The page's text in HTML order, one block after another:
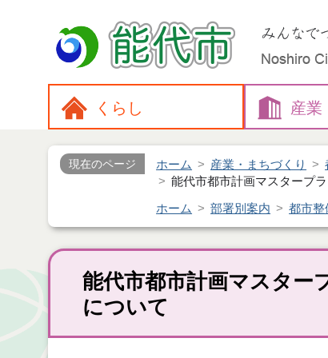
くらし 産業
現在のページ ホーム 産業・まちづくり
能代市都市計画マスタープ
ホーム 部署別案内 都市整
能代市都市計画マスター
について